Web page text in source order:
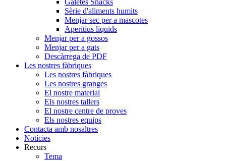
Galetes Snacks
Sèrie d'aliments humits
Menjar sec per a mascotes
Aperitius líquids
Menjar per a gossos
Menjar per a gats
Descàrrega de PDF
Les nostres fàbriques
Les nostres fàbriques
Les nostres granges
El nostre material
Els nostres tallers
El nostre centre de proves
Els nostres equips
Contacta amb nosaltres
Notícies
Recurs
Tema